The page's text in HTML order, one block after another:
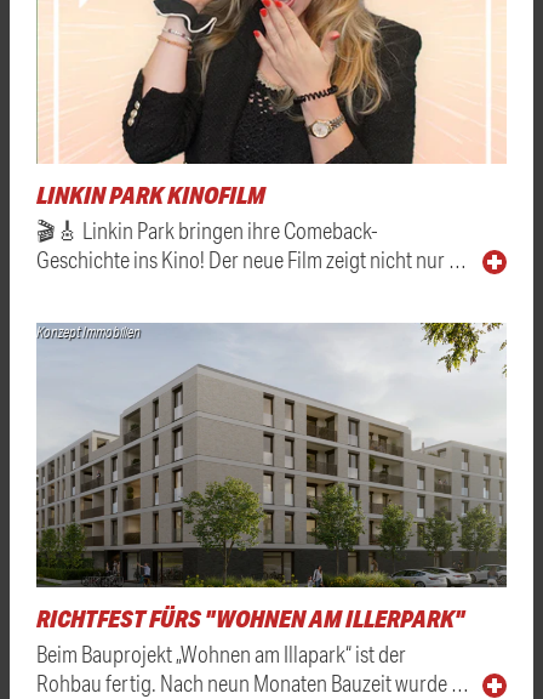
LINKIN PARK KINOFILM
🎬🎸 Linkin Park bringen ihre Comeback-
Geschichte ins Kino! Der neue Film zeigt nicht nur …
Konzept Immobilien
RICHTFEST FÜRS "WOHNEN AM ILLERPARK"
Beim Bauprojekt „Wohnen am Illapark“ ist der
Rohbau fertig. Nach neun Monaten Bauzeit wurde …